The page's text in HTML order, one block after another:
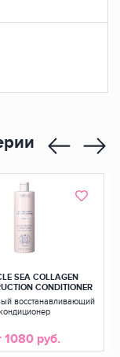
SEA COLLAGEN
CONDITIONER
восстанавливающий
1080 руб.